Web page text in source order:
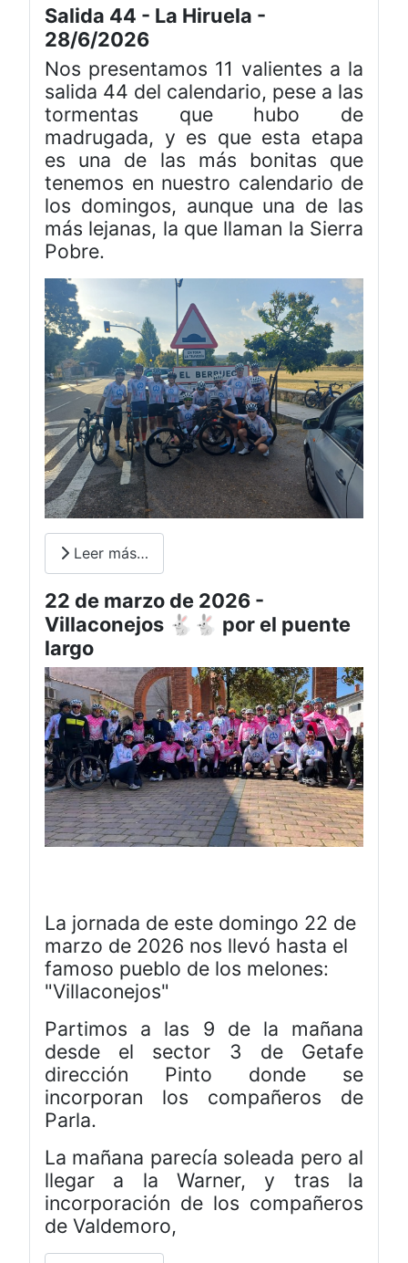
Salida 44 - La Hiruela -
28/6/2026
Nos presentamos 11 valientes a la
salida 44 del calendario, pese a las
tormentas que hubo de
madrugada, y es que esta etapa
es una de las más bonitas que
tenemos en nuestro calendario de
los domingos, aunque una de las
más lejanas, la que llaman la Sierra
Pobre.
Leer más…
22 de marzo de 2026 -
Villaconejos 🐇🐇 por el puente
largo
La jornada de este domingo 22 de
marzo de 2026 nos llevó hasta el
famoso pueblo de los melones:
"Villaconejos"
Partimos a las 9 de la mañana
desde el sector 3 de Getafe
dirección Pinto donde se
incorporan los compañeros de
Parla.
La mañana parecía soleada pero al
llegar a la Warner, y tras la
incorporación de los compañeros
de Valdemoro,